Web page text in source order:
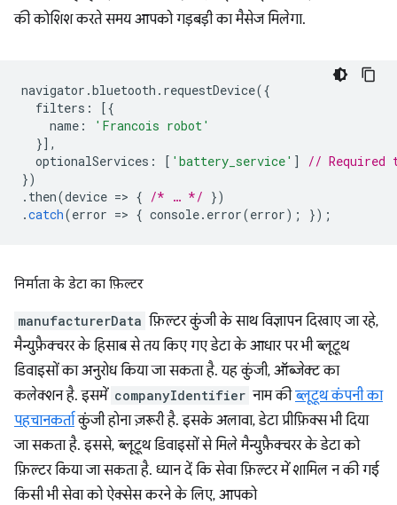
की कोशिश करते समय आपको गड़बड़ी का मैसेज मिलेगा.
navigator .bluetooth . requestDevice({
filters :
[{
name :
'Francois robot'
}],
optionalServices : [ 'battery_service' ]
// Required
})
. then(device => { /* … */ })
.catch(error => { console. error(error); });
निर्माता के डेटा का फ़िल्टर
manufacturerData फ़िल्टर कुंजी के साथ विज्ञापन दिखाए जा रहे,
मैन्युफ़ैक्चरर के हिसाब से तय किए गए डेटा के आधार पर भी ब्लूटूथ
डिवाइसों का अनुरोध किया जा सकता है. यह कुंजी, ऑब्जेक्ट का
कलेक्शन है. इसमें companyIdentifier नाम कीब्लूटूथ कंपनी का
पहचानकर्ताकुंजी होना ज़रूरी है. इसके अलावा, डेटा प्रीफ़िक्स भी दिया
जा सकता है. इससे, ब्लूटूथ डिवाइसों से मिले मैन्युफ़ैक्चरर के डेटा को
फ़िल्टर किया जा सकता है. ध्यान दें कि सेवा फ़िल्टर में शामिल न की गई
किसी भी सेवा को ऐक्सेस करने के लिए, आपको